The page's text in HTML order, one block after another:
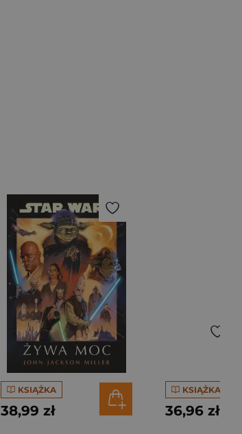
KSIĄŻKA
38,99 zł
KSIĄŻKA
36,96 zł